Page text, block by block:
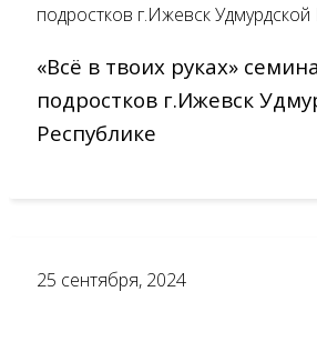
«Всё в твоих руках»
подростков г.Ижевск
Республике
25 сентября, 2024